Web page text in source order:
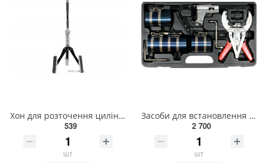
Хон для розточення циліндрів YATO Ø=32-89мм регульований з 3 каменями- 51х7мм, загальна l=230мм [50]
539
шт
Засоби для встановлення поршневих кілець YATO Ø=50-100 мм, 10 елем. [4] YT-06373
2 700
шт